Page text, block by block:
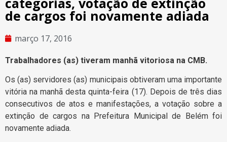
de cargos foi novamente adiada
março 17, 2016
Trabalhadores (as) tiveram manhã vitoriosa na CMB.
Os (as) servidores (as) municipais obtiveram uma importante
vitória na manhã desta quinta-feira (17). Depois de três dias
consecutivos de atos e manifestações, a votação sobre a
extinção de cargos na Prefeitura Municipal de Belém foi
novamente adiada.